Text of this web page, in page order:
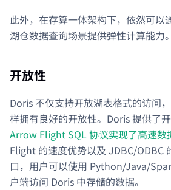
此外，在存算一体架构下，依然可以
湖仓数据查询场景提供弹性计算能力。
开放性
Doris 不仅支持开放湖表格式的访问
样拥有良好的开放性。Doris 提供了
Arrow Flight SQL 协议实现了高速数
Flight 的速度优势以及 JDBC/ODBC
口，用户可以使用 Python/Java/
户端访问 Doris 中存储的数据。